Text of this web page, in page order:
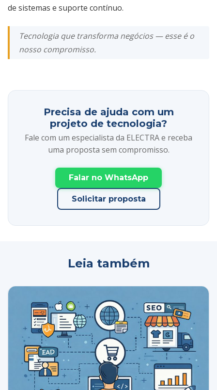
de sistemas e suporte contínuo.
Tecnologia que transforma negócios — esse é o
nosso compromisso.
Precisa de ajuda com um
projeto de tecnologia?
Fale com um especialista da ELECTRA e receba
uma proposta sem compromisso.
Falar no WhatsApp
Solicitar proposta
Leia também